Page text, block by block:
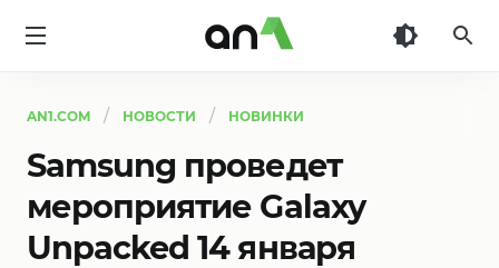
AN1.COM НОВОСТИ НОВИНКИ
Samsung проведет
мероприятие Galaxy
Unpacked 14 января